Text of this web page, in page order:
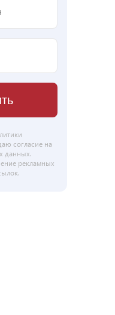
согласие на
данных.
рекламных